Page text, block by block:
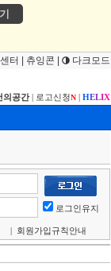
터 츄잉콘 다크모드
의공간| 로고신청N | HELIX
로그인유지
| 회원가입규칙안내